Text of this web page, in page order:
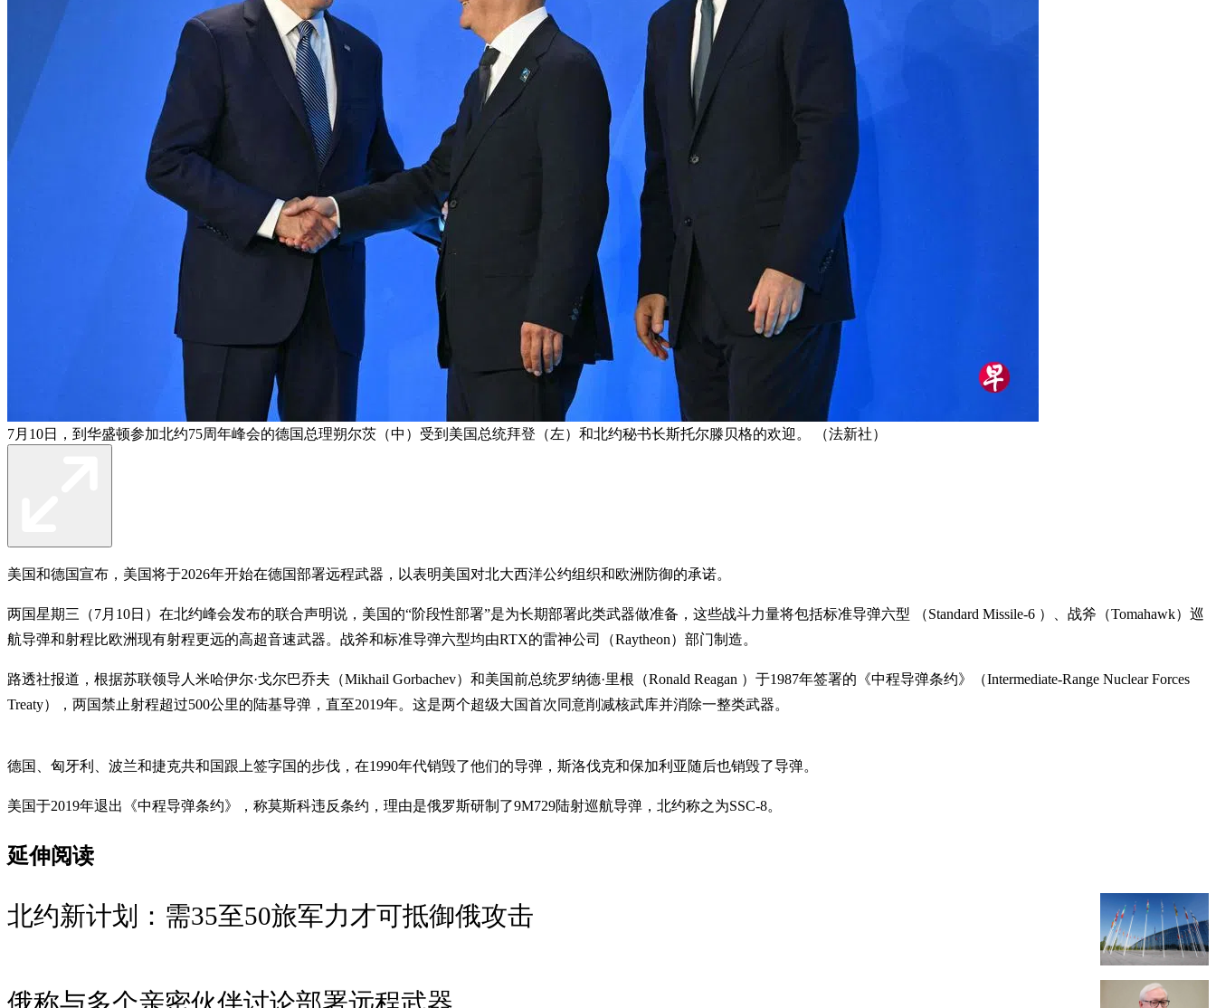
7月10日，到华盛顿参加北约75周年峰会的德国总理朔尔茨（中）受到美国总统拜登（左）和北约秘书长斯托尔滕贝格的欢迎。 （法新社）
美国和德国宣布，美国将于2026年开始在德国部署远程武器，以表明美国对北大西洋公约组织和欧洲防御的承诺。
两国星期三（7月10日）在北约峰会发布的联合声明说，美国的“阶段性部署”是为长期部署此类武器做准备，这些战斗力量将包括标准导弹六型 （Standard Missile-6 ）、战斧（Tomahawk）巡
航导弹和射程比欧洲现有射程更远的高超音速武器。战斧和标准导弹六型均由RTX的雷神公司（Raytheon）部门制造。
路透社报道，根据苏联领导人米哈伊尔·戈尔巴乔夫（Mikhail Gorbachev）和美国前总统罗纳德·里根（Ronald Reagan ）于1987年签署的《中程导弹条约》（Intermediate-Range Nuclear Forces
Treaty），两国禁止射程超过500公里的陆基导弹，直至2019年。这是两个超级大国首次同意削减核武库并消除一整类武器。
德国、匈牙利、波兰和捷克共和国跟上签字国的步伐，在1990年代销毁了他们的导弹，斯洛伐克和保加利亚随后也销毁了导弹。
美国于2019年退出《中程导弹条约》，称莫斯科违反条约，理由是俄罗斯研制了9M729陆射巡航导弹，北约称之为SSC-8。
延伸阅读
北约新计划：需35至50旅军力才可抵御俄攻击